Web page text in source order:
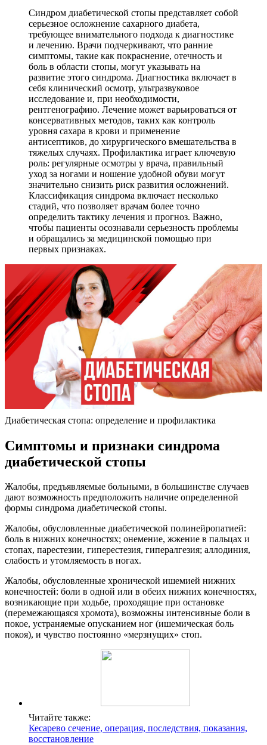
Синдром диабетической стопы представляет собой
серьезное осложнение сахарного диабета,
требующее внимательного подхода к диагностике
и лечению. Врачи подчеркивают, что ранние
симптомы, такие как покраснение, отечность и
боль в области стопы, могут указывать на
развитие этого синдрома. Диагностика включает в
себя клинический осмотр, ультразвуковое
исследование и, при необходимости,
рентгенографию. Лечение может варьироваться от
консервативных методов, таких как контроль
уровня сахара в крови и применение
антисептиков, до хирургического вмешательства в
тяжелых случаях. Профилактика играет ключевую
роль: регулярные осмотры у врача, правильный
уход за ногами и ношение удобной обуви могут
значительно снизить риск развития осложнений.
Классификация синдрома включает несколько
стадий, что позволяет врачам более точно
определить тактику лечения и прогноз. Важно,
чтобы пациенты осознавали серьезность проблемы
и обращались за медицинской помощью при
первых признаках.
Диабетическая стопа: определение и профилактика
Симптомы и признаки синдрома
диабетической стопы
Жалобы, предъявляемые больными, в большинстве случаев
дают возможность предположить наличие определенной
формы синдрома диабетической стопы.
Жалобы, обусловленные диабетической полинейропатией:
боль в нижних конечностях; онемение, жжение в пальцах и
стопах, парестезии, гиперестезия, гипералгезия; аллодиния,
слабость и утомляемость в ногах.
Жалобы, обусловленные хронической ишемией нижних
конечностей: боли в одной или в обеих нижних конечностях,
возникающие при ходьбе, проходящие при остановке
(перемежающаяся хромота), возможны интенсивные боли в
покое, устраняемые опусканием ног (ишемическая боль
покоя), и чувство постоянно «мерзнущих» стоп.
Читайте также:
Кесарево сечение, операция, последствия, показания,
восстановление